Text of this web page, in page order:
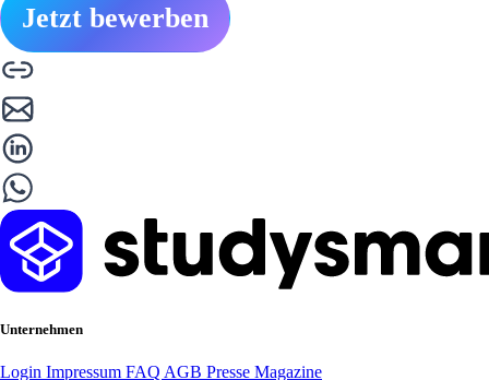
Jetzt bewerben
Unternehmen
Login Impressum FAQ AGB Presse Magazine